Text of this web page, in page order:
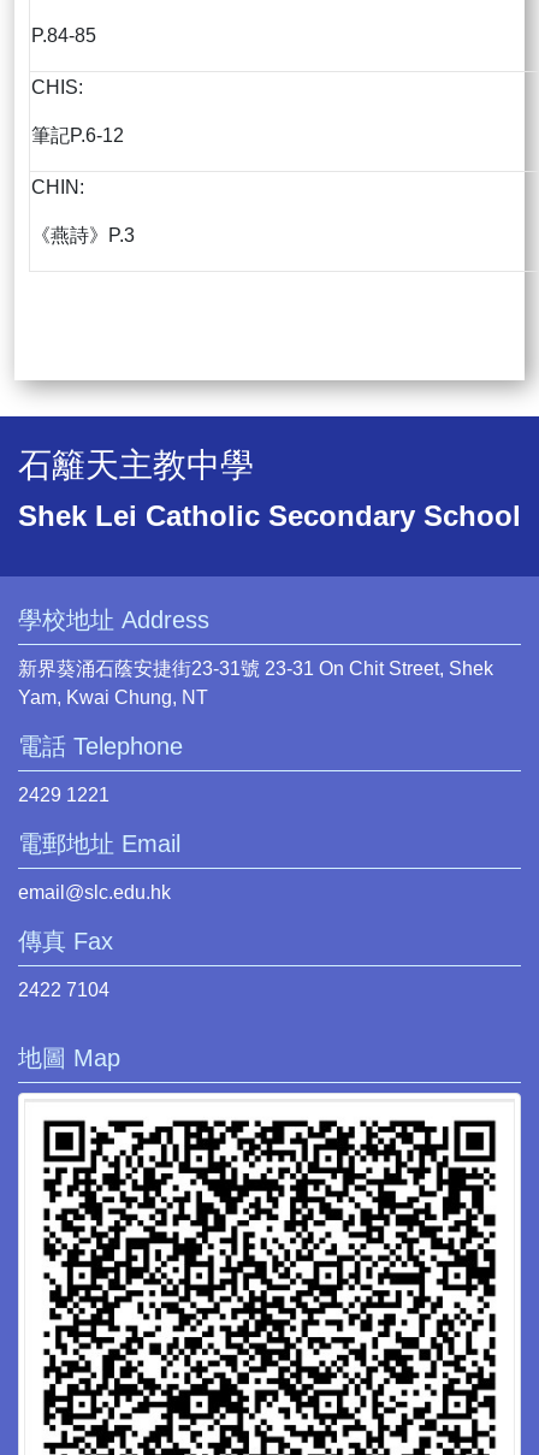
P.84-85
CHIS:
筆記P.6-12
CHIN:
《燕詩》P.3
石籬天主教中學
Shek Lei Catholic Secondary School
學校地址 Address
新界葵涌石蔭安捷街23-31號 23-31 On Chit Street, Shek
Yam, Kwai Chung, NT
電話 Telephone
2429 1221
電郵地址 Email
email@slc.edu.hk
傳真 Fax
2422 7104
地圖 Map